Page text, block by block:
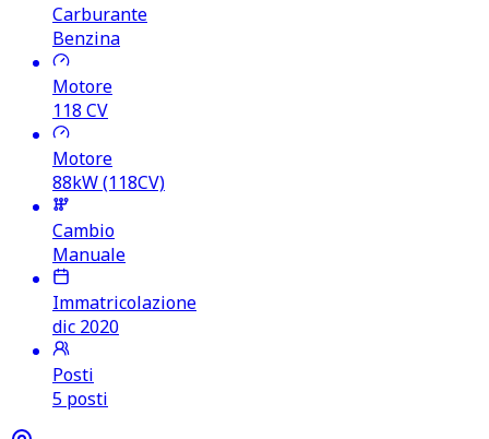
Carburante
Benzina
Motore
118 CV
Motore
88kW (118CV)
Cambio
Manuale
Immatricolazione
dic 2020
Posti
5 posti